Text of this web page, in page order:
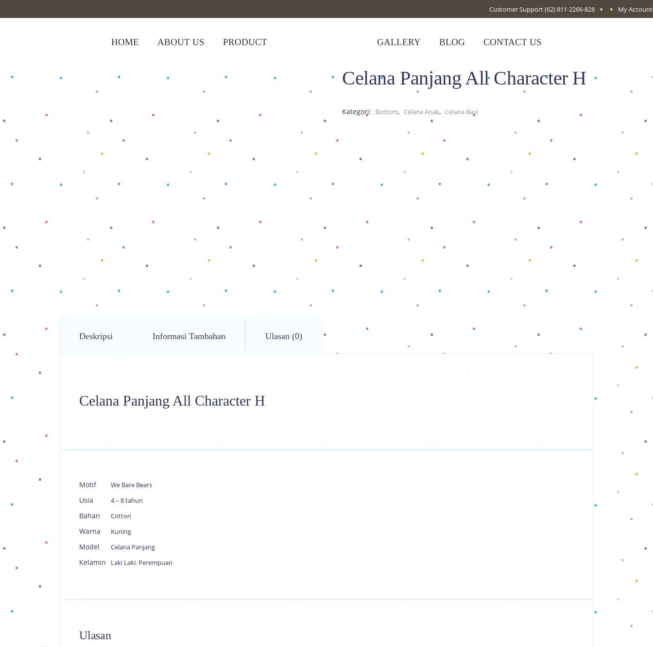
Customer Support(62) 811-2266-828 My Account
HOME ABOUT US PRODUCT GALLERY BLOG CONTACT US
Shop> Celana Anak Celana Bayi Celana Panjang All Character HCelana Panjang All Character H
Kategori: Bottom, Celana Anak, Celana Bayi
Deskripsi Informasi Tambahan Ulasan (0)
Celana Panjang All Character H
Motif We Bare Bears
Usia 4 – 8 tahun
Bahan Cotton
Warna Kuning
Model Celana Panjang
Kelamin Laki Laki, Perempuan
Ulasan